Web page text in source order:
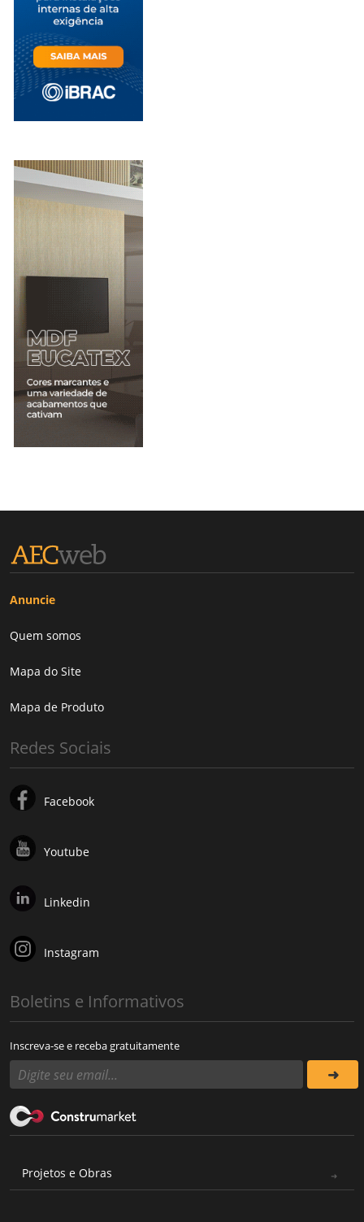
Anuncie
Quem somos
Mapa do Site
Mapa de Produto
Redes Sociais
Facebook
Youtube
Linkedin
Instagram
Boletins e Informativos
Inscreva-se e receba gratuitamente
Projetos e Obras